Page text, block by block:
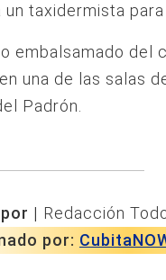
un taxidermista
embalsamado del
una de las salas
Padrón.
| Redacción
por: